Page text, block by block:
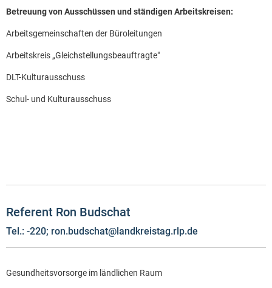
Betreuung von Ausschüssen und ständigen Arbeitskreisen:
Arbeitsgemeinschaften der Büroleitungen
Arbeitskreis „Gleichstellungsbeauftragte"
DLT-Kulturausschuss
Schul- und Kulturausschuss
Referent Ron Budschat
Tel.: -220; ron.budschat@landkreistag.rlp.de
Gesundheitsvorsorge im ländlichen Raum